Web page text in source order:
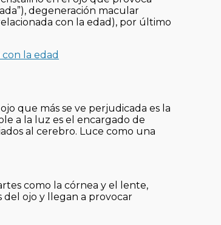
degeneración macular
con la edad), por último
la edad
que más se ve perjudicada es la
a la luz es el encargado de
al cerebro. Luce como una
como la córnea y el lente,
ojo y llegan a provocar